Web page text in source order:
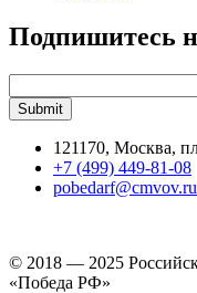
Подпишитесь
121170, Москва,
+7 (499) 449-81-08
pobedarf@cmvov.ru
© 2018 — 2025
«Победа РФ»